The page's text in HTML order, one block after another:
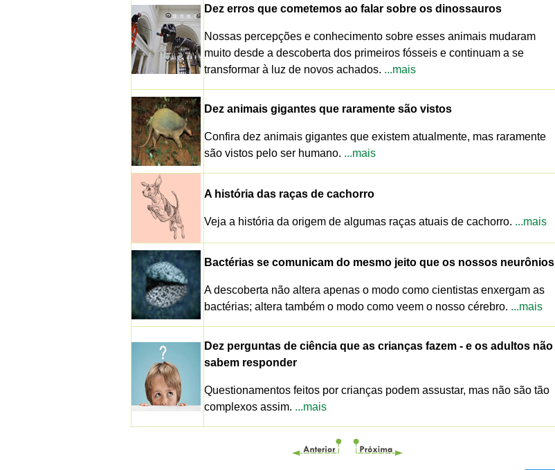
Dez erros que cometemos ao falar sobre os dinossauros
Nossas percepções e conhecimento sobre esses animais mudaram
muito desde a descoberta dos primeiros fósseis e continuam a se
transformar à luz de novos achados. ...mais
Dez animais gigantes que raramente são vistos
Confira dez animais gigantes que existem atualmente, mas raramente
são vistos pelo ser humano. ...mais
A história das raças de cachorro
Veja a história da origem de algumas raças atuais de cachorro. ...mais
Bactérias se comunicam do mesmo jeito que os nossos neurônios
A descoberta não altera apenas o modo como cientistas enxergam as
bactérias; altera também o modo como veem o nosso cérebro. ...mais
Dez perguntas de ciência que as crianças fazem - e os adultos não
sabem responder
Questionamentos feitos por crianças podem assustar, mas não são tão
complexos assim. ...mais